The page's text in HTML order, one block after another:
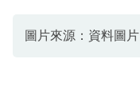
圖片來源：資料圖片